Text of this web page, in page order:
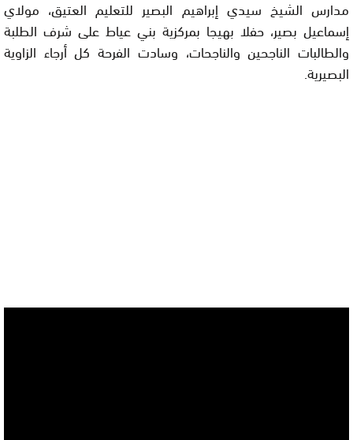
مدارس الشيخ سيدي إبراهيم البصير للتعليم العتيق، مولاي
إسماعيل بصير، حفلا بهيجا بمركزية بني عياط على شرف الطلبة
والطالبات الناجحين والناجحات، وسادت الفرحة كل أرجاء الزاوية
البصيرية.